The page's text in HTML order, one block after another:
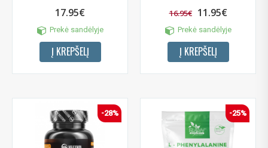
17.95€
Prekė sandėlyje
Į KREPŠELĮ
16.95€ 11.95€
Prekė sandėlyje
Į KREPŠELĮ
-28% -25%